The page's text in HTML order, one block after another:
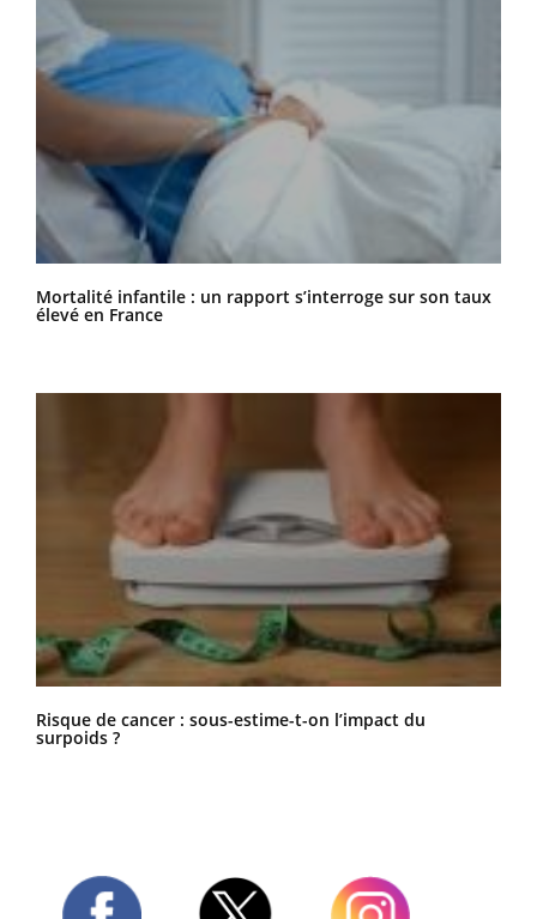
Mortalité infantile : un rapport s’interroge sur son taux
élevé en France
Risque de cancer : sous-estime-t-on l’impact du
surpoids ?